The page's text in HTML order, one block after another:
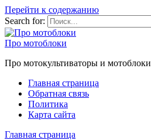
Перейти к содержанию
Search for:
Про мотоблоки
Про мотокультиваторы и мотоблоки
Главная страница
Обратная связь
Политика
Карта сайта
Главная страница